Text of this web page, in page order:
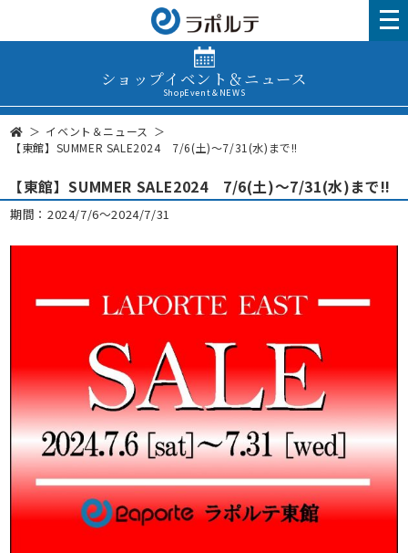
ショップイベント＆ニュース
ShopEvent＆NEWS
イベント＆ニュース
【東館】SUMMER SALE2024 7/6(土)～7/31(水)まで!!
【東館】SUMMER SALE2024 7/6(土)～7/31(水)まで!!
期間：2024/7/6～2024/7/31